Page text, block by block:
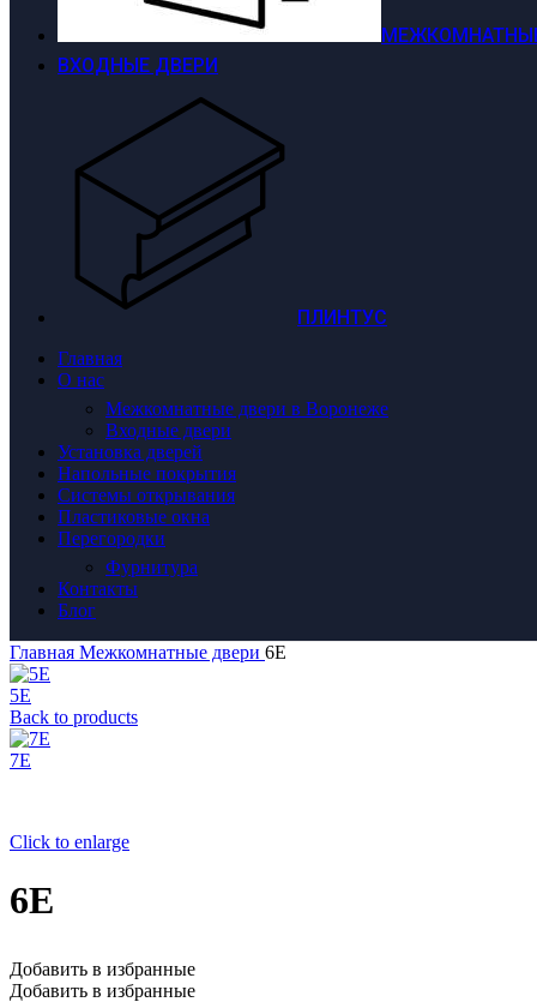
ВХОДНЫЕ ДВЕРИ
ПЛИНТУС
Главная
О нас
Межкомнатные двери в Воронеже
Входные двери
Установка дверей
Напольные покрытия
Системы открывания
Пластиковые окна
Перегородки
Фурнитура
Контакты
Блог
Главная Межкомнатные двери 6Е
5Е
Back to products
7Е
Click to enlarge
6Е
Добавить в избранные
Добавить в избранные